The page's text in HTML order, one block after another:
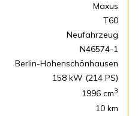
Maxus
T60
Neufahrzeug
N46574-1
Berlin-Hohenschönhausen
158 kW (214 PS)
1996 cm3
10 km